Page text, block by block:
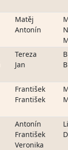
Matěj
Antonín
Tereza
Jan
František
František
Antonín
František
Veronika